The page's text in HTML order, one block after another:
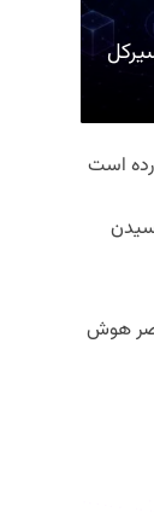
است
عصر هوش